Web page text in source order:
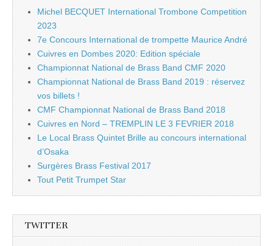
Michel BECQUET International Trombone Competition
2023
7e Concours International de trompette Maurice André
Cuivres en Dombes 2020: Edition spéciale
Championnat National de Brass Band CMF 2020
Championnat National de Brass Band 2019 : réservez
vos billets !
CMF Championnat National de Brass Band 2018
Cuivres en Nord – TREMPLIN LE 3 FEVRIER 2018
Le Local Brass Quintet Brille au concours international
d’Osaka
Surgères Brass Festival 2017
Tout Petit Trumpet Star
TWITTER